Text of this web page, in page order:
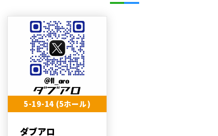
5-19-14 (5ホール)
ダブアロ